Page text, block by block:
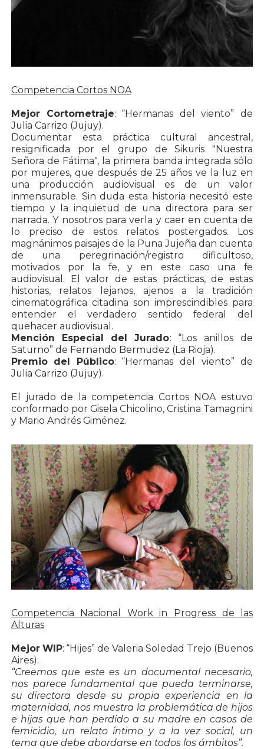
Competencia Cortos NOA
Mejor Cortometraje: “Hermanas del viento” de
Julia Carrizo (Jujuy).
Documentar esta práctica cultural ancestral,
resignificada por el grupo de Sikuris "Nuestra
Señora de Fátima", la primera banda integrada sólo
por mujeres, que después de 25 años ve la luz en
una producción audiovisual es de un valor
inmensurable. Sin duda esta historia necesitó este
tiempo y la inquietud de una directora para ser
narrada. Y nosotros para verla y caer en cuenta de
lo preciso de estos relatos postergados. Los
magnánimos paisajes de la Puna Jujeña dan cuenta
de una peregrinación/registro dificultoso,
motivados por la fe, y en este caso una fe
audiovisual. El valor de estas prácticas, de estas
historias, relatos lejanos, ajenos a la tradición
cinematográfica citadina son imprescindibles para
entender el verdadero sentido federal del
quehacer audiovisual.
Mención Especial del Jurado: “Los anillos de
Saturno” de Fernando Bermudez (La Rioja).
Premio del Público: “Hermanas del viento” de
Julia Carrizo (Jujuy).
El jurado de la competencia Cortos NOA estuvo
conformado por Gisela Chicolino, Cristina Tamagnini
y Mario Andrés Giménez.
Competencia Nacional Work in Progress de las
Alturas
Mejor WIP: “Hijes” de Valeria Soledad Trejo (Buenos
Aires).
“Creemos que este es un documental necesario,
nos parece fundamental que pueda terminarse,
su directora desde su propia experiencia en la
maternidad, nos muestra la problemática de hijos
e hijas que han perdido a su madre en casos de
femicidio, un relato íntimo y a la vez social, un
tema que debe abordarse en todos los ámbitos”.